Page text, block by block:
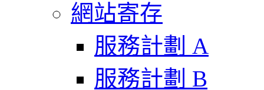
網站寄存
服務計劃 A
服務計劃 B